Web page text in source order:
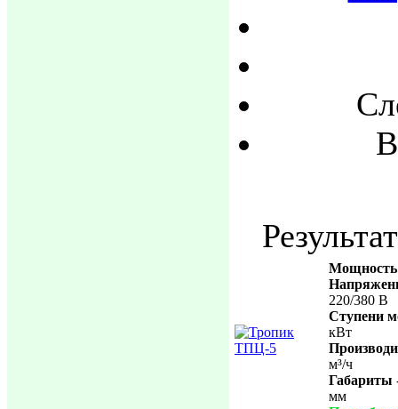
Мощность
220/380 В
Ступени
кВт
м³/ч
Габариты
мм